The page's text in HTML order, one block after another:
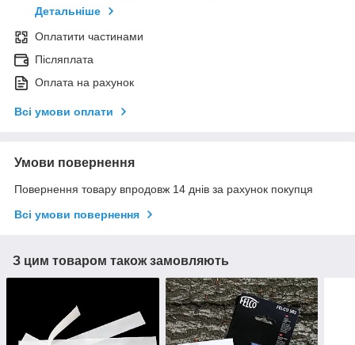
Детальніше
Оплатити частинами
Післяплата
Оплата на рахунок
Всі умови оплати
Умови повернення
Повернення товару впродовж 14 днів за рахунок покупця
Всі умови повернення
З цим товаром також замовляють